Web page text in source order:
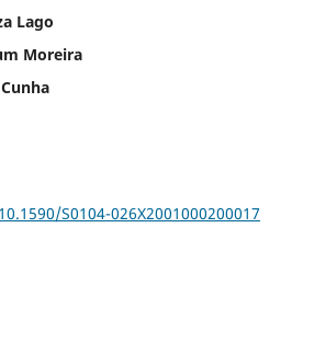
Lago
Moreira
S0104-026X2001000200017